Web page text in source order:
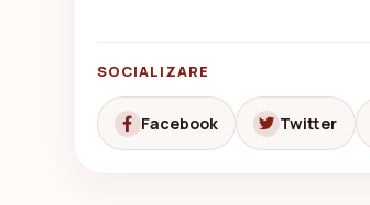
SOCIALIZARE
Facebook Twitter